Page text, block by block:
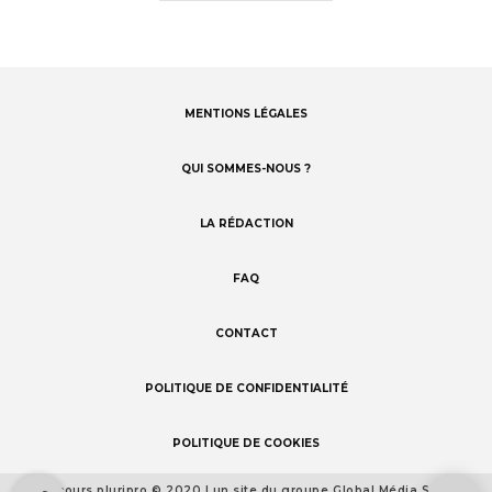
MENTIONS LÉGALES
QUI SOMMES-NOUS ?
LA RÉDACTION
FAQ
CONTACT
POLITIQUE DE CONFIDENTIALITÉ
POLITIQUE DE COOKIES